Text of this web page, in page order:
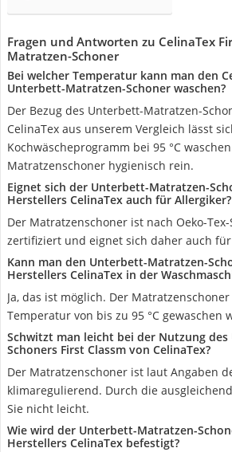
Fragen und Antworten zu CelinaTex
Matratzen-Schoner
Bei welcher Temperatur kann man den
Unterbett-Matratzen-Schoner waschen?
Der Bezug des Unterbett-Matratzen-
CelinaTex aus unserem Vergleich lässt
Kochwäscheprogramm bei 95 °C
Matratzenschoner hygienisch rein.
Eignet sich der Unterbett-Matratzen-
Herstellers CelinaTex auch für Allergiker?
Der Matratzenschoner ist nach Oeko-
zertifiziert und eignet sich daher auch
Kann man den Unterbett-Matratzen-
Herstellers CelinaTex in der
Ja, das ist möglich. Der
Temperatur von bis zu 95 °C gewaschen
Schwitzt man leicht bei der Nutzung
Schoners First Classm von CelinaTex?
Der Matratzenschoner ist laut Angaben
klimaregulierend. Durch die
Sie nicht leicht.
Wie wird der Unterbett-Matratzen-
Herstellers CelinaTex befestigt?